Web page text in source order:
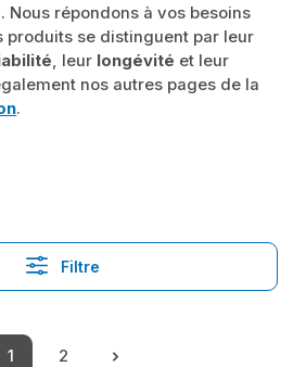
. Nous répondons à vos besoins
produits se distinguent par leur
, leur longévité et leur
nos autres pages de la
.
Filtre
1 2